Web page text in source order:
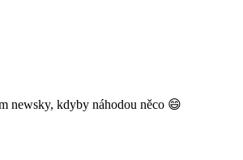
newsky, kdyby náhodou něco 😄